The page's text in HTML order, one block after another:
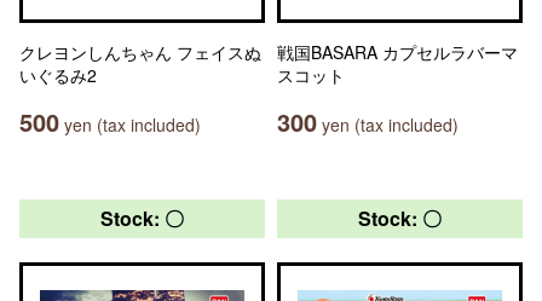
クレヨンしんちゃん フェイスぬ
いぐるみ2
500 yen (tax included)
戦国BASARA カプセルラバーマ
スコット
300 yen (tax included)
Stock: 〇 Stock: 〇